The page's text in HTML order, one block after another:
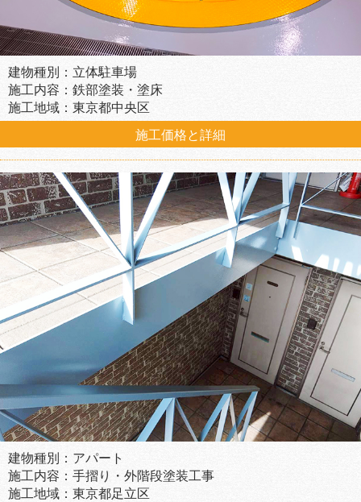
建物種別：立体駐車場
施工内容：鉄部塗装・塗床
施工地域：東京都中央区
施工価格と詳細
建物種別：アパート
施工内容：手摺り・外階段塗装工事
施工地域：東京都足立区